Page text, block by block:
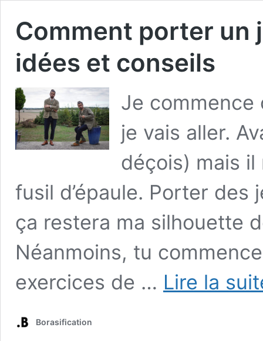
Comment porter un
idées et conseils
Je commence
je vais aller.
déçois) mais il
fusil d’épaule. Porter
ça restera ma silhouette
Néanmoins, tu
exercices de … Lire la
Borasification